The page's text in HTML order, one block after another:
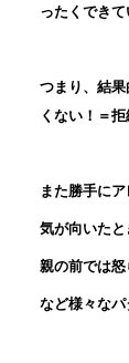
ったくでき
つまり、結
くない！＝
また勝手に
気が向いた
親の前では
など様々な